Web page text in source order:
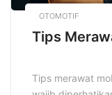
OTOMOTIF
Tips
Tips merawat